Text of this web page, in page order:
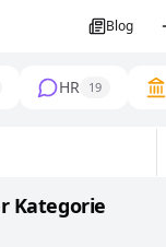
Blog
HR 19
Kategorie